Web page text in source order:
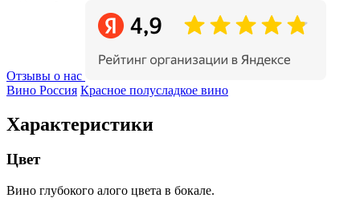
Отзывы о нас
Вино Россия Красное полусладкое вино
Характеристики
Цвет
Вино глубокого алого цвета в бокале.